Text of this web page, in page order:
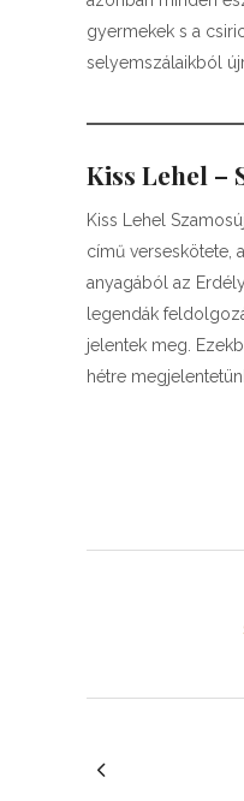
gyermekek s a
selyemszálaikból
Kiss Lehel –
Kiss Lehel
című verseskötete,
anyagából az
legendák
jelentek meg.
hétre